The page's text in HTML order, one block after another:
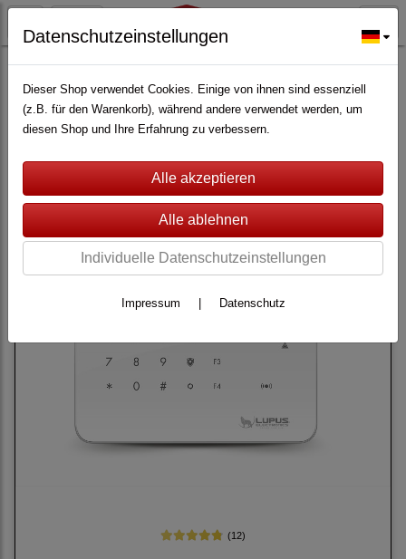
ALARMANLAGEN(361) Lupus Electronics(228)
Lupusec XT4(76)
(12)
Datenschutzeinstellungen
Dieser Shop verwendet Cookies. Einige von ihnen sind essenziell
(z.B. für den Warenkorb), während andere verwendet werden, um
diesen Shop und Ihre Erfahrung zu verbessern.
Individuelle Datenschutzeinstellungen
Impressum Datenschutz